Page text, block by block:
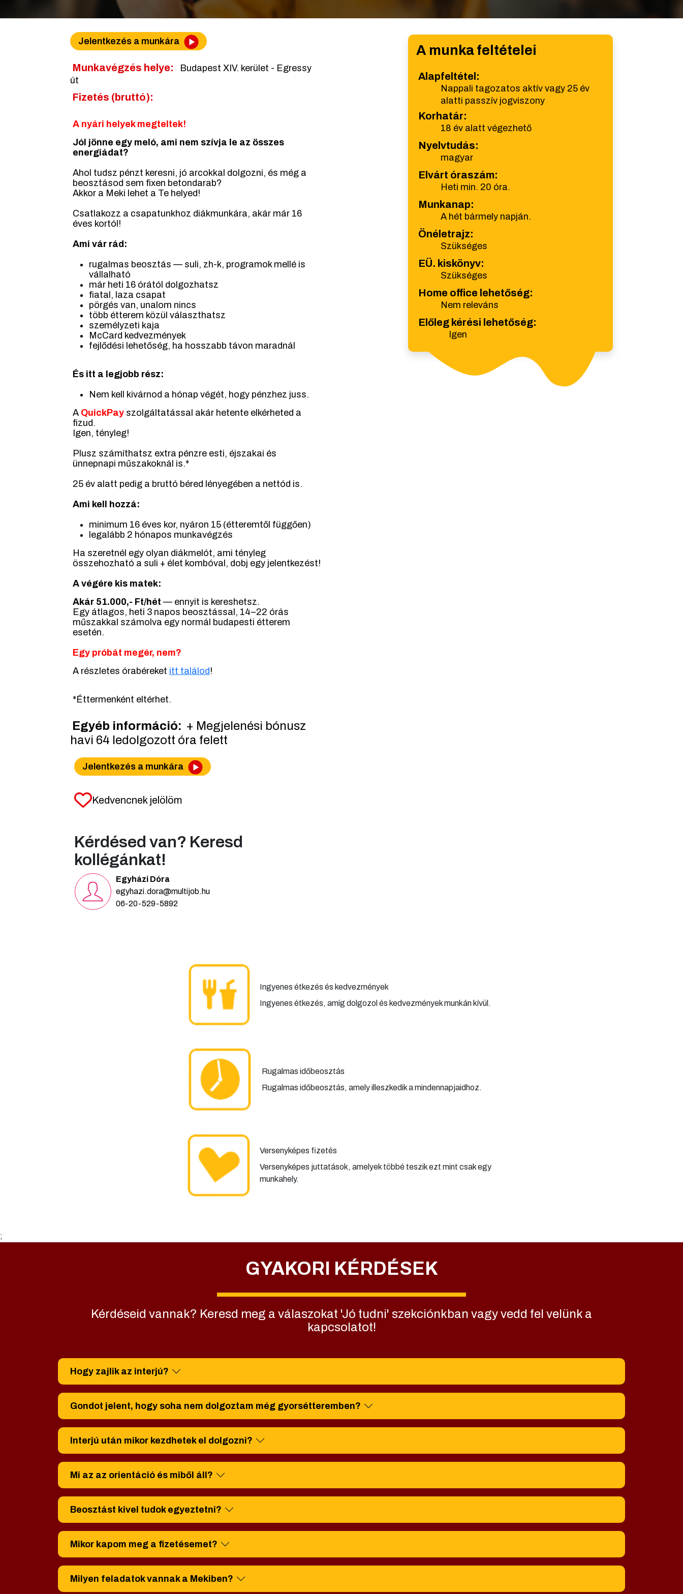
Jelentkezés a munkára
Munkavégzés helye:
Budapest XIV. kerület - Egressy
út
Fizetés (bruttó):
A nyári helyek megteltek!
Jól jönne egy meló, ami nem szívja le az összes
energiádat?
Ahol tudsz pénzt keresni, jó arcokkal dolgozni, és még a
beosztásod sem fixen betondarab?
Akkor a Meki lehet a Te helyed!
Csatlakozz a csapatunkhoz diákmunkára, akár már 16
éves kortól!
Ami vár rád:
rugalmas beosztás — suli, zh-k, programok mellé is
vállalható
már heti 16 órától dolgozhatsz
fiatal, laza csapat
pörgés van, unalom nincs
több étterem közül választhatsz
személyzeti kaja
McCard kedvezmények
fejlődési lehetőség, ha hosszabb távon maradnál
És itt a legjobb rész:
Nem kell kivárnod a hónap végét, hogy pénzhez juss.
A QuickPay szolgáltatással akár hetente elkérheted a
fizud.
Igen, tényleg!
Plusz számíthatsz extra pénzre esti, éjszakai és
ünnepnapi műszakoknál is.*
25 év alatt pedig a bruttó béred lényegében a nettód is.
Ami kell hozzá:
minimum 16 éves kor, nyáron 15 (étteremtől függően)
legalább 2 hónapos munkavégzés
Ha szeretnél egy olyan diákmelót, ami tényleg
összehozható a suli + élet kombóval, dobj egy jelentkezést!
A végére kis matek:
Akár 51.000,- Ft/hét — ennyit is kereshetsz.
Egy átlagos, heti 3 napos beosztással, 14–22 órás
műszakkal számolva egy normál budapesti étterem
esetén.
Egy próbát megér, nem?
A részletes órabéreket itt találod !
*Éttermenként eltérhet.
Egyéb információ: + Megjelenési bónusz
havi 64 ledolgozott óra felett
Jelentkezés a munkára
Kedvencnek jelölöm
Kérdésed van? Keresd
kollégánkat!
Egyházi Dóra
egyhazi.dora@multijob.hu
06-20-529-5892
A munka feltételei
Alapfeltétel:
Nappali tagozatos aktív vagy 25 év
alatti passzív jogviszony
Korhatár:
18 év alatt végezhető
Nyelvtudás:
magyar
Elvárt óraszám:
Heti min. 20 óra.
Munkanap:
A hét bármely napján.
Önéletrajz:
Szükséges
EÜ. kiskönyv:
Szükséges
Home office lehetőség:
Nem releváns
Előleg kérési lehetőség:
Igen
Ingyenes étkezés és kedvezmények
Ingyenes étkezés, amíg dolgozol és kedvezmények munkán kívül.
Rugalmas időbeosztás
Rugalmas időbeosztás, amely illeszkedik a mindennapjaidhoz.
Versenyképes fizetés
Versenyképes juttatások, amelyek többé teszik ezt mint csak egy
munkahely.
;
GYAKORI KÉRDÉSEK
Kérdéseid vannak? Keresd meg a válaszokat 'Jó tudni' szekciónkban vagy vedd fel velünk a
kapcsolatot!
Hogy zajlik az interjú?
Gondot jelent, hogy soha nem dolgoztam még gyorsétteremben?
Interjú után mikor kezdhetek el dolgozni?
Mi az az orientáció és miből áll?
Beosztást kivel tudok egyeztetni?
Mikor kapom meg a fizetésemet?
Milyen feladatok vannak a Mekiben?